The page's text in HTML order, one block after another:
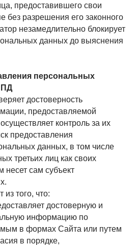
предоставившего свои
без разрешения его законного
незамедлительно блокирует
данных до выяснения
персональных
ПД
достоверность
предоставляемой
контроль за их
предоставления
данных, в том числе
третьих лиц как своих
несет сам субъект
того, что:
достоверную и
информацию по
в формах Сайта или путем
в порядке,